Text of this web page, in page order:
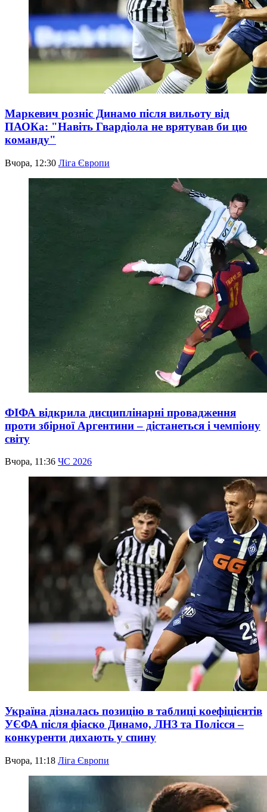
Маркевич розніс Динамо після вильоту від
ПАОКа: "Навіть Гвардіола не врятував би цю
команду"
Вчора, 12:30 Ліга Європи
ФІФА відкрила дисциплінарні провадження
проти збірної Аргентини – дістанеться і чемпіону
світу
Вчора, 11:36 ЧС 2026
Україна дізналась позицію в таблиці коефіцієнтів
УЄФА після фіаско Динамо, ЛНЗ та Полісся –
конкуренти дихають у спину
Вчора, 11:18 Ліга Європи